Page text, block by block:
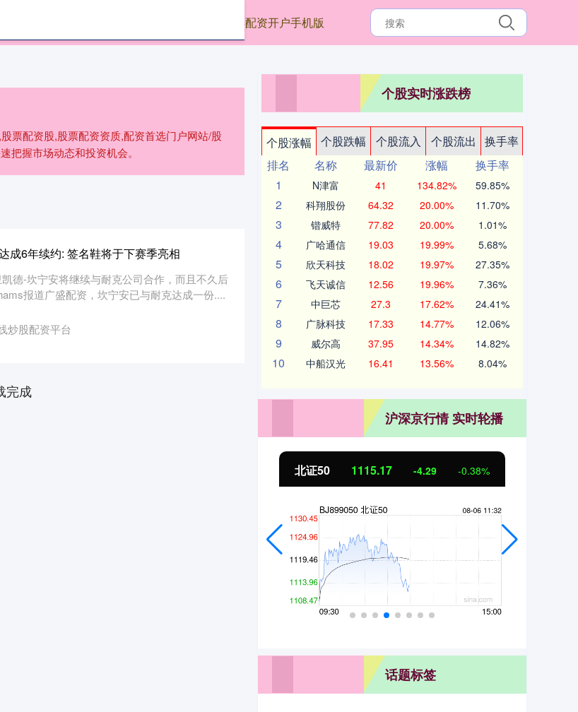
股票配资开户手机版
票配资股,股票配资资质,配资首选门户网站/股
把握市场动态和投资机会。
成6年续约: 签名鞋将于下赛季亮相
德-坎宁安将继续与耐克公司合作，而且不久后
报道广盛配资，坎宁安已与耐克达成一份....
炒股配资平台
完成
个股实时涨跌榜
个股涨幅 个股跌幅 个股流入 个股流出
换手率
排名
名称 最新价 涨幅
换手率
1
N津富 41 134.82% 59.85%
2 科翔股份 64.32 20.00% 11.70%
3 锴威特 77.82 20.00% 1.01%
4 广哈通信 19.03 19.99% 5.68%
5 欣天科技 18.02 19.97% 27.35%
6 飞天诚信 12.56 19.96% 7.36%
7 中巨芯 27.3 17.62% 24.41%
8 广脉科技 17.33 14.77% 12.06%
9 威尔高 37.95 14.34% 14.82%
10 中船汉光 16.41 13.56% 8.04%
沪深京行情 实时轮播
北证50 1115.17 -4.29 -0.38%
话题标签